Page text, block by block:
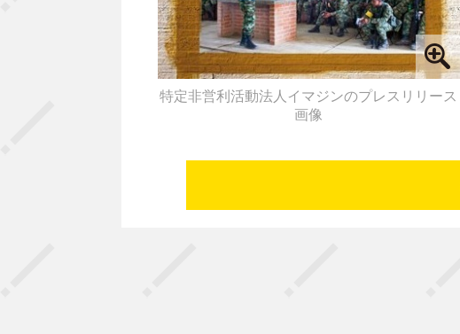
特定非営利活動法人イマジンのプレスリリース
画像